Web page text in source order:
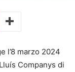
l’8 marzo 2024
Companys di